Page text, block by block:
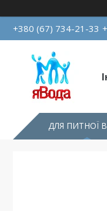
+380 (67) 734-21-33
ДЛЯ ПИТНОЇ